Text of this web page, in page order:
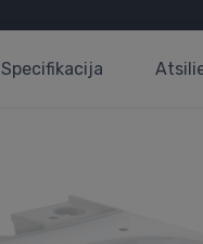
Specifikacija